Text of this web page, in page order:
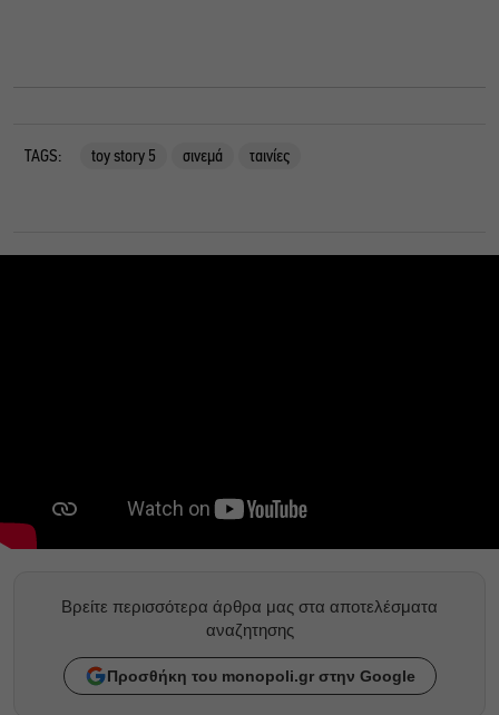
TAGS: toy story 5 σινεμά ταινίες
Βρείτε περισσότερα άρθρα μας στα αποτελέσματα
αναζητησης
Προσθήκη του monopoli.gr στην Google